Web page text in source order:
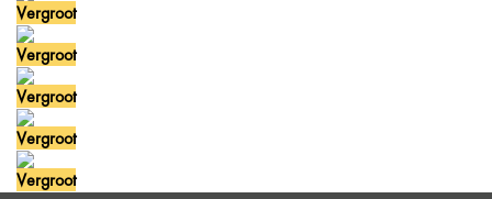
Vergroot
Vergroot
Vergroot
Vergroot
Vergroot